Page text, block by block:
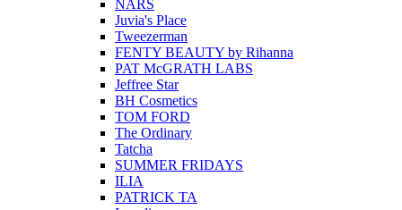
NARS
Juvia's Place
Tweezerman
FENTY BEAUTY by Rihanna
PAT McGRATH LABS
Jeffree Star
BH Cosmetics
TOM FORD
The Ordinary
Tatcha
SUMMER FRIDAYS
ILIA
PATRICK TA